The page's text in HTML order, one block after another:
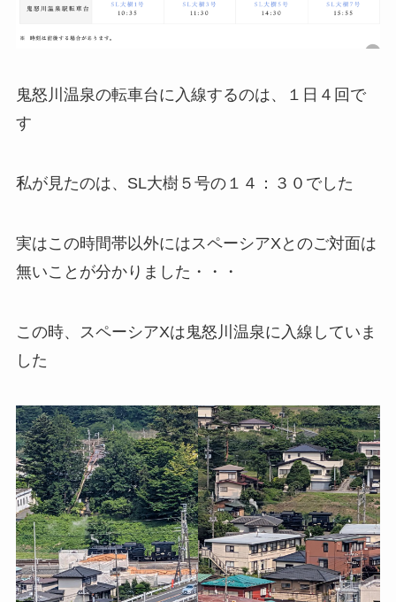
鬼怒川温泉の転車台に入線するのは、１日４回で
す
私が見たのは、SL大樹５号の１４：３０でした
実はこの時間帯以外にはスペーシアXとのご対面は
無いことが分かりました・・・
この時、スペーシアXは鬼怒川温泉に入線していま
した